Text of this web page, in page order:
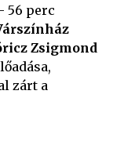
56 perc
Zsigmond
zárt a